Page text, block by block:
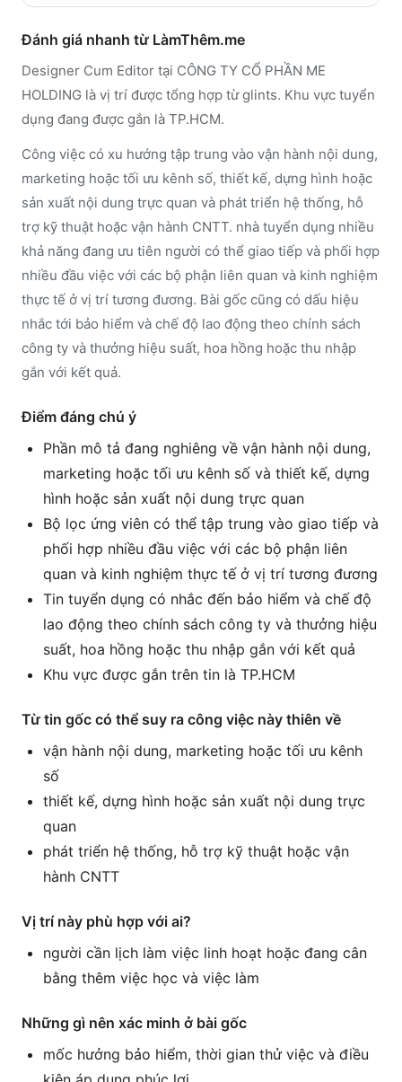
Đánh giá nhanh từ LàmThêm.me
Designer Cum Editor tại CÔNG TY CỔ PHẦN ME
HOLDING là vị trí được tổng hợp từ glints. Khu vực tuyển
dụng đang được gắn là TP.HCM.
Công việc có xu hướng tập trung vào vận hành nội dung,
marketing hoặc tối ưu kênh số, thiết kế, dựng hình hoặc
sản xuất nội dung trực quan và phát triển hệ thống, hỗ
trợ kỹ thuật hoặc vận hành CNTT. nhà tuyển dụng nhiều
khả năng đang ưu tiên người có thể giao tiếp và phối hợp
nhiều đầu việc với các bộ phận liên quan và kinh nghiệm
thực tế ở vị trí tương đương. Bài gốc cũng có dấu hiệu
nhắc tới bảo hiểm và chế độ lao động theo chính sách
công ty và thưởng hiệu suất, hoa hồng hoặc thu nhập
gắn với kết quả.
Điểm đáng chú ý
Phần mô tả đang nghiêng về vận hành nội dung,
marketing hoặc tối ưu kênh số và thiết kế, dựng
hình hoặc sản xuất nội dung trực quan
Bộ lọc ứng viên có thể tập trung vào giao tiếp và
phối hợp nhiều đầu việc với các bộ phận liên
quan và kinh nghiệm thực tế ở vị trí tương đương
Tin tuyển dụng có nhắc đến bảo hiểm và chế độ
lao động theo chính sách công ty và thưởng hiệu
suất, hoa hồng hoặc thu nhập gắn với kết quả
Khu vực được gắn trên tin là TP.HCM
Từ tin gốc có thể suy ra công việc này thiên về
vận hành nội dung, marketing hoặc tối ưu kênh
số
thiết kế, dựng hình hoặc sản xuất nội dung trực
quan
phát triển hệ thống, hỗ trợ kỹ thuật hoặc vận
hành CNTT
Vị trí này phù hợp với ai?
người cần lịch làm việc linh hoạt hoặc đang cân
bằng thêm việc học và việc làm
Những gì nên xác minh ở bài gốc
mốc hưởng bảo hiểm, thời gian thử việc và điều